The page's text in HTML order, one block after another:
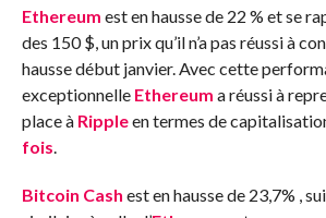
Ethereum est en hausse de 22 % et se
des 150 $, un prix qu’il n’a pas réussi à
hausse début janvier. Avec cette
exceptionnelle Ethereum a réussi à
place à Rippleen termes de
fois
Bitcoin Cash est en hausse de 23,7% ,